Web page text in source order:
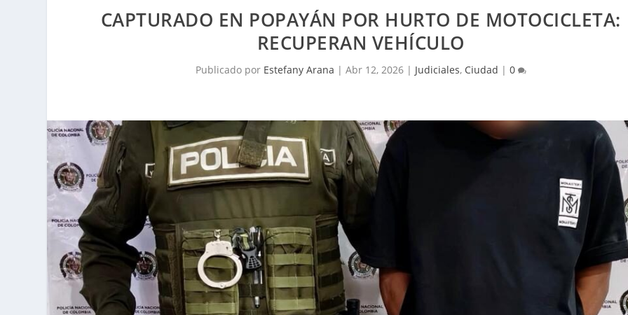
CAPTURADO EN POPAYÁN POR HURTO DE MOTOCICLETA:
RECUPERAN VEHÍCULO
Publicado por Estefany Arana | Abr 12, 2026| Judiciales, Ciudad | 0